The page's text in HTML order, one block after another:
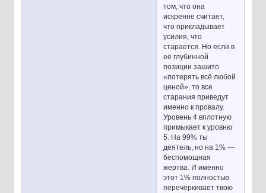
том, что она
искренне считает,
что прикладывает
усилия, что
старается. Но если в
её глубинной
позиции зашито
«потерять всё любой
ценой», то все
старания приведут
именно к провалу.
Уровень 4 вплотную
примыкает к уровню
5. На 99% ты
деятель, но на 1% —
беспомощная
жертва. И именно
этот 1% полностью
перечёркивает твою